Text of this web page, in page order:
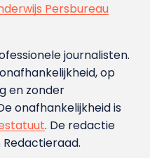
Persbureau
journalisten.
op
en zonder
onafhankelijkheid is
. De redactie